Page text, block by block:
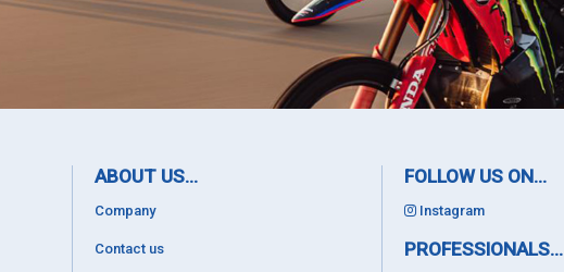
ABOUT US...
Company
Contact us
FOLLOW US ON...
Instagram
PROFESSIONALS...